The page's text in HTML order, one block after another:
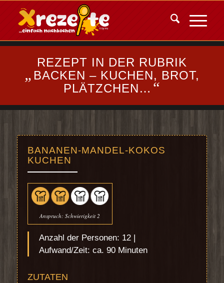
REZEPT IN DER RUBRIK
„ BACKEN – KUCHEN, BROT,
PLÄTZCHEN… “
BANANEN-MANDEL-KOKOS
KUCHEN
Anspruch: Schwierigkeit 2
Anzahl der Personen: 12 |
Aufwand/Zeit: ca. 90 Minuten
ZUTATEN